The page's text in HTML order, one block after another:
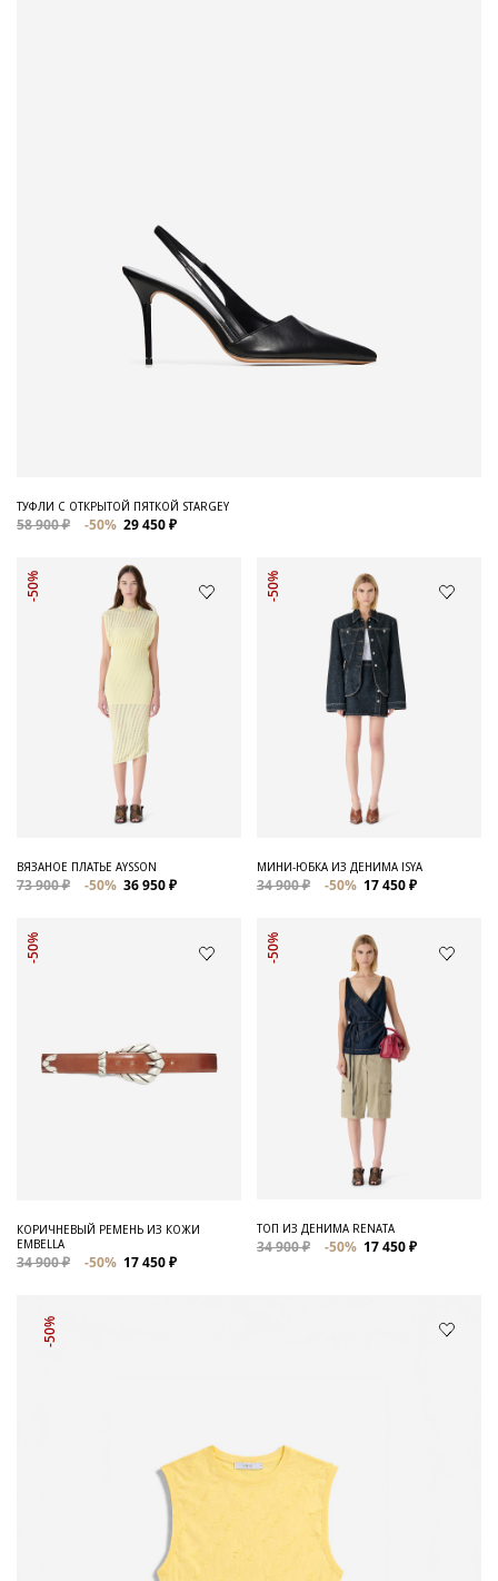
ТУФЛИ С ОТКРЫТОЙ ПЯТКОЙ STARGEY
58 900 ₽ -50% 29 450 ₽
-50%
ВЯЗАНОЕ ПЛАТЬЕ AYSSON
73 900 ₽ -50% 36 950 ₽
-50%
МИНИ-ЮБКА ИЗ ДЕНИМА ISYA
34 900 ₽ -50% 17 450 ₽
-50%
КОРИЧНЕВЫЙ РЕМЕНЬ ИЗ КОЖИ
EMBELLA
34 900 ₽ -50% 17 450 ₽
-50%
ТОП ИЗ ДЕНИМА RENATA
34 900 ₽ -50% 17 450 ₽
-50%